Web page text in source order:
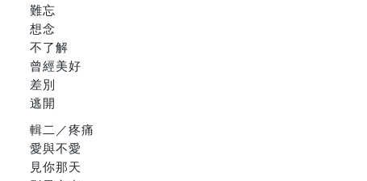
難忘
想念
不了解
曾經美好
差別
逃開
輯二／疼痛
愛與不愛
見你那天